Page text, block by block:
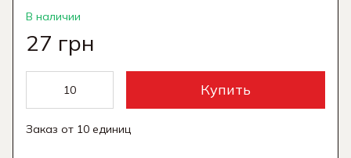
В наличии
27 грн
Купить
Заказ от 10 единиц